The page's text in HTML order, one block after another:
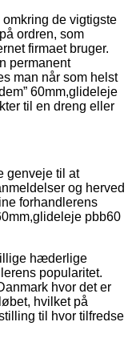
de vigtigste
ordren, som
firmaet bruger.
permanent
man når som helst
60mm,glideleje
til en dreng eller
genveje til at
og herved
forhandlerens
pbb60
hæderlige
popularitet.
hvor det er
hvilket på
til hvor tilfredse